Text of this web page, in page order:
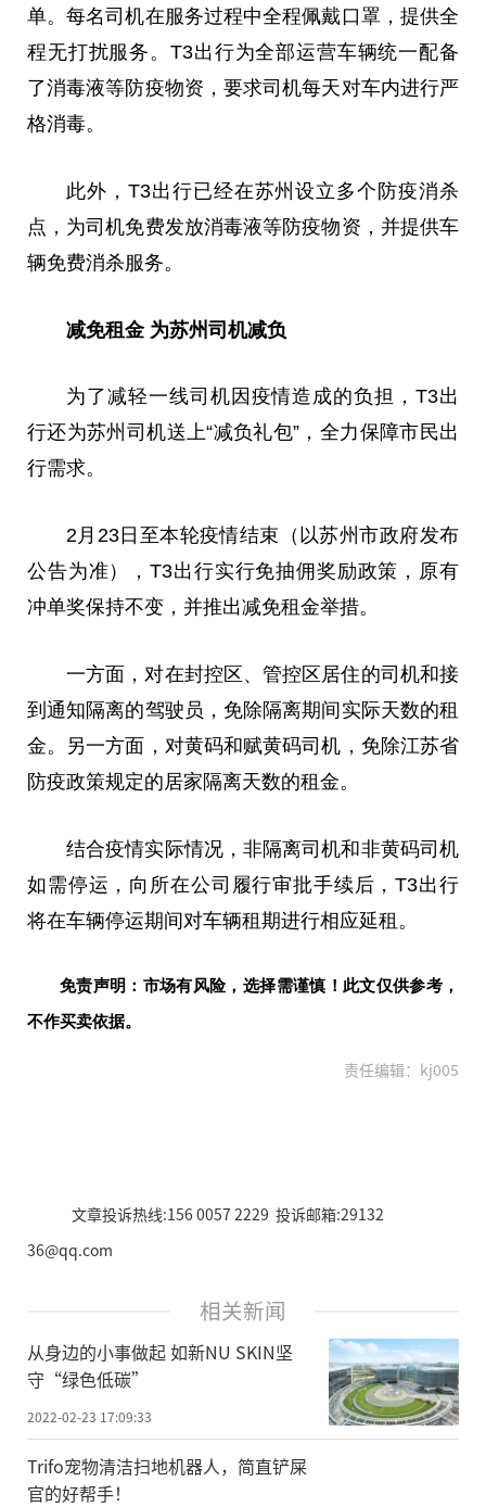
单。每名司机在服务过程中全程佩戴口罩，提供全
程无打扰服务。T3出行为全部运营车辆统一配备
了消毒液等防疫物资，要求司机每天对车内进行严
格消毒。
此外，T3出行已经在苏州设立多个防疫消杀
点，为司机免费发放消毒液等防疫物资，并提供车
辆免费消杀服务。
减免租金 为苏州司机减负
为了减轻一线司机因疫情造成的负担，T3出
行还为苏州司机送上“减负礼包”，全力保障市民出
行需求。
2月23日至本轮疫情结束（以苏州市政府发布
公告为准），T3出行实行免抽佣奖励政策，原有
冲单奖保持不变，并推出减免租金举措。
一方面，对在封控区、管控区居住的司机和接
到通知隔离的驾驶员，免除隔离期间实际天数的租
金。另一方面，对黄码和赋黄码司机，免除江苏省
防疫政策规定的居家隔离天数的租金。
结合疫情实际情况，非隔离司机和非黄码司机
如需停运，向所在公司履行审批手续后，T3出行
将在车辆停运期间对车辆租期进行相应延租。
免责声明：市场有风险，选择需谨慎！此文仅供参考，
不作买卖依据。
责任编辑：kj005
文章投诉热线:156 0057 2229 投诉邮箱:29132
36@qq.com
相关新闻
从身边的小事做起 如新NU SKIN坚
守“绿色低碳”
2022-02-23 17:09:33
Trifo宠物清洁扫地机器人，简直铲屎
官的好帮手！